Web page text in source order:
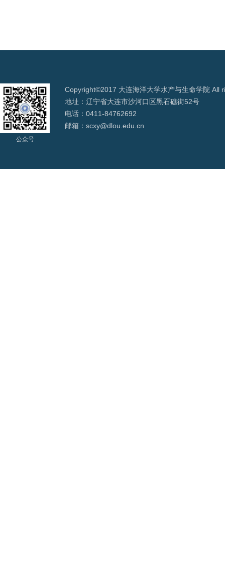
公众号
Copyright©2017 大连海洋大学水产与生命学院 All
地址：辽宁省大连市沙河口区黑石礁街52号
电话：0411-84762692
邮箱：scxy@dlou.edu.cn